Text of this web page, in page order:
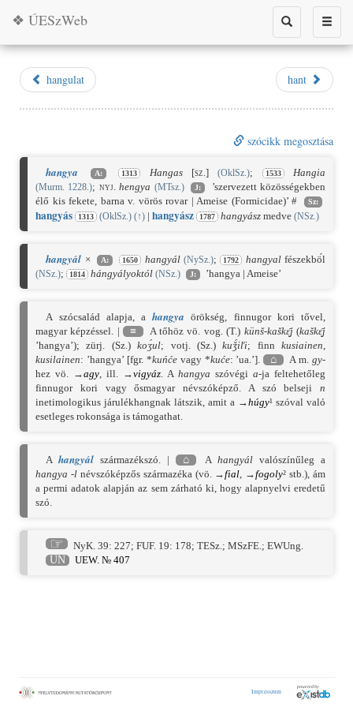
Toggle
Toggle
search
❖ ÚESzWeb
hangulat hant
szócikk megosztása
hangya A: 1313 Hangas[sz.] (OklSz.); 1533 Hangia
(Murm. 1228.); nyj. hengya (MTsz.) J:
’szervezett közösségekben
élő kis fekete, barna v. vörös rovar | Ameise (Formicidae)’ #
Sz:
hangyás 1313 (OklSz.) (↑) | hangyász 1787 hangyász medve (NSz.)
hangyál × A: 1650 hangyál (NySz.); 1792 hangyalfészekbö́l
(NSz.); 1814 hángyályoktól (NSz.) J: ’hangya | Ameise’
A szócsalád alapja, ahangya örökség, finnugor kori tővel,
magyar képzéssel. | ≡ A tőhöz vö. vog. (T.) künš-kaškɛ̮̄j(kaškɛ̮̄j
’hangya’); zürj. (Sz.)koʒ́ul; votj. (Sz.)kuǯ́iľi; finn kusiainen,
kusilainen: ’hangya’ [fgr. *kuńćevagy *kuće: ’ua.’]. ⌂ A m.gy-
hez vö. →agy, ill. →vigyáz. A hangya szóvégi a-ja feltehetőleg
finnugor kori vagy ősmagyar névszóképző. A szó belseji n
inetimologikus járulékhangnak látszik, amit a →húgy¹ szóval való
esetleges rokonsága is támogathat.
Ahangyál származékszó. | ⌂ Ahangyál valószínűleg a
hangya -lnévszóképzős származéka (vö. →fial, →fogoly² stb.), ám
a permi adatok alapján az sem zárható ki, hogy alapnyelvi eredetű
szó.
☞ NyK. 39: 227;FUF. 19: 178;TESz.;MSzFE.;EWUng.
UN
UEW. № 407